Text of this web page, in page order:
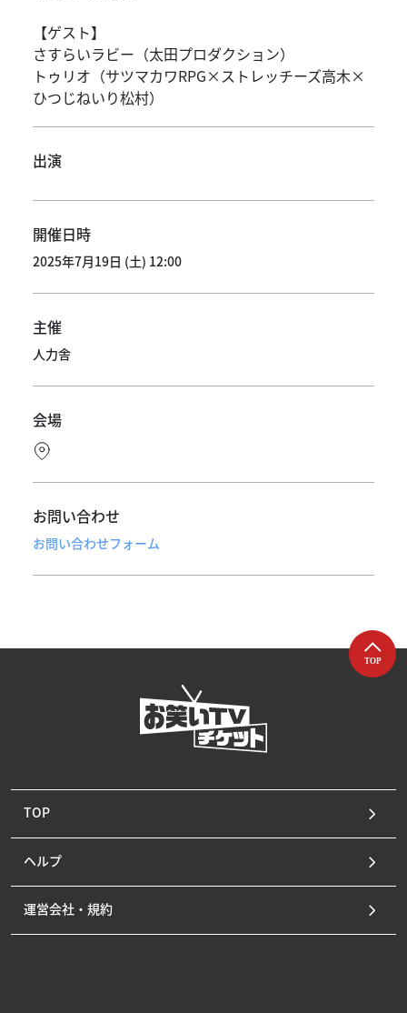
【ゲスト】
さすらいラビー（太田プロダクション）
トゥリオ（サツマカワRPG×ストレッチーズ高木×
ひつじねいり松村）
出演
開催日時
2025年7月19日 (土) 12:00
主催
人力舎
会場
お問い合わせ
お問い合わせフォーム
TOP
ヘルプ
運営会社・規約